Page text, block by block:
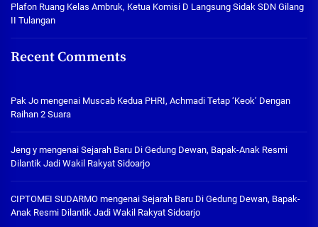
Plafon Ruang Kelas Ambruk, Ketua Komisi D Langsung Sidak SDN Gilang
II Tulangan
Recent Comments
Pak Jo mengenai Muscab Kedua PHRI, Achmadi Tetap ‘Keok’ Dengan
Raihan 2 Suara
Jeng y mengenai Sejarah Baru Di Gedung Dewan, Bapak-Anak Resmi
Dilantik Jadi Wakil Rakyat Sidoarjo
CIPTOMEI SUDARMO mengenai Sejarah Baru Di Gedung Dewan, Bapak-
Anak Resmi Dilantik Jadi Wakil Rakyat Sidoarjo